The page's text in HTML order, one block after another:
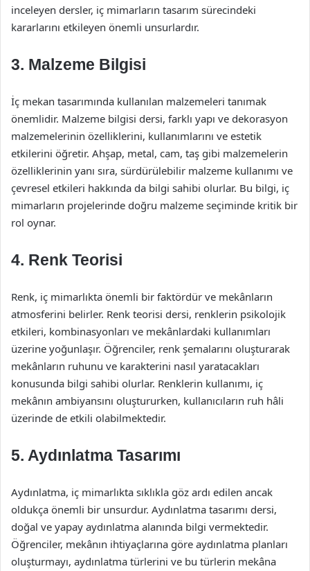
inceleyen dersler, iç mimarların tasarım sürecindeki
kararlarını etkileyen önemli unsurlardır.
3. Malzeme Bilgisi
İç mekan tasarımında kullanılan malzemeleri tanımak
önemlidir. Malzeme bilgisi dersi, farklı yapı ve dekorasyon
malzemelerinin özelliklerini, kullanımlarını ve estetik
etkilerini öğretir. Ahşap, metal, cam, taş gibi malzemelerin
özelliklerinin yanı sıra, sürdürülebilir malzeme kullanımı ve
çevresel etkileri hakkında da bilgi sahibi olurlar. Bu bilgi, iç
mimarların projelerinde doğru malzeme seçiminde kritik bir
rol oynar.
4. Renk Teorisi
Renk, iç mimarlıkta önemli bir faktördür ve mekânların
atmosferini belirler. Renk teorisi dersi, renklerin psikolojik
etkileri, kombinasyonları ve mekânlardaki kullanımları
üzerine yoğunlaşır. Öğrenciler, renk şemalarını oluşturarak
mekânların ruhunu ve karakterini nasıl yaratacakları
konusunda bilgi sahibi olurlar. Renklerin kullanımı, iç
mekânın ambiyansını oluştururken, kullanıcıların ruh hâli
üzerinde de etkili olabilmektedir.
5. Aydınlatma Tasarımı
Aydınlatma, iç mimarlıkta sıklıkla göz ardı edilen ancak
oldukça önemli bir unsurdur. Aydınlatma tasarımı dersi,
doğal ve yapay aydınlatma alanında bilgi vermektedir.
Öğrenciler, mekânın ihtiyaçlarına göre aydınlatma planları
oluşturmayı, aydınlatma türlerini ve bu türlerin mekâna